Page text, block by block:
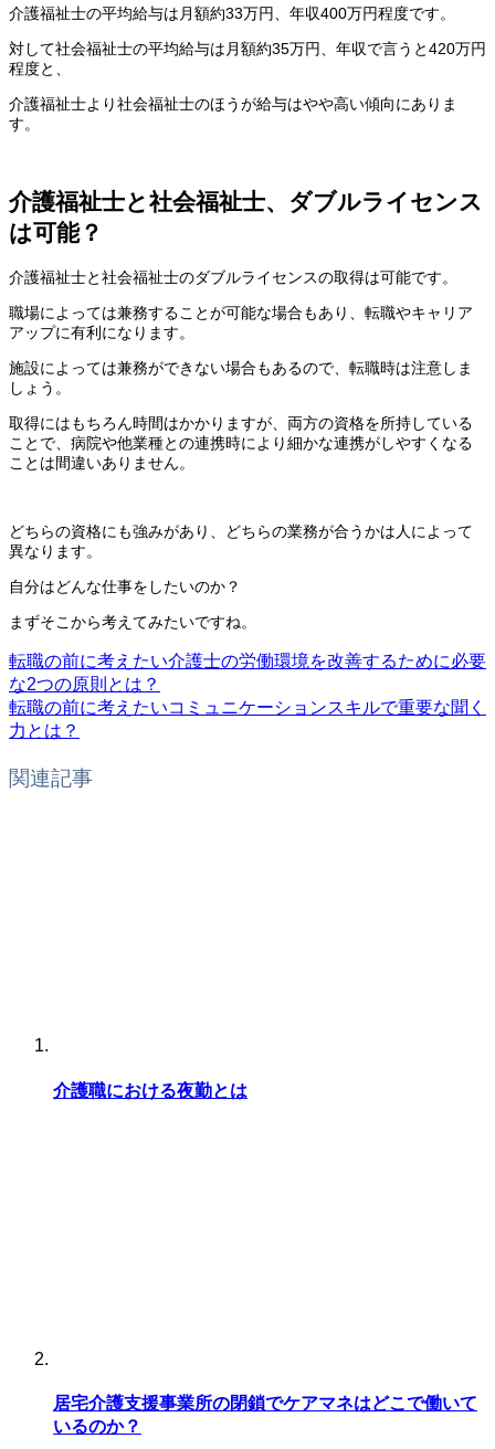
介護福祉士の平均給与は月額約33万円、年収400万円程度です。
対して社会福祉士の平均給与は月額約35万円、年収で言うと420万円
程度と、
介護福祉士より社会福祉士のほうが給与はやや高い傾向にありま
す。
介護福祉士と社会福祉士、ダブルライセンス
は可能？
介護福祉士と社会福祉士のダブルライセンスの取得は可能です。
職場によっては兼務することが可能な場合もあり、転職やキャリア
アップに有利になります。
施設によっては兼務ができない場合もあるので、転職時は注意しま
しょう。
取得にはもちろん時間はかかりますが、両方の資格を所持している
ことで、病院や他業種との連携時により細かな連携がしやすくなる
ことは間違いありません。
どちらの資格にも強みがあり、どちらの業務が合うかは人によって
異なります。
自分はどんな仕事をしたいのか？
まずそこから考えてみたいですね。
転職の前に考えたい介護士の労働環境を改善するために必要
な2つの原則とは？
転職の前に考えたいコミュニケーションスキルで重要な聞く
力とは？
関連記事
介護職における夜勤とは
居宅介護支援事業所の閉鎖でケアマネはどこで働いて
いるのか？